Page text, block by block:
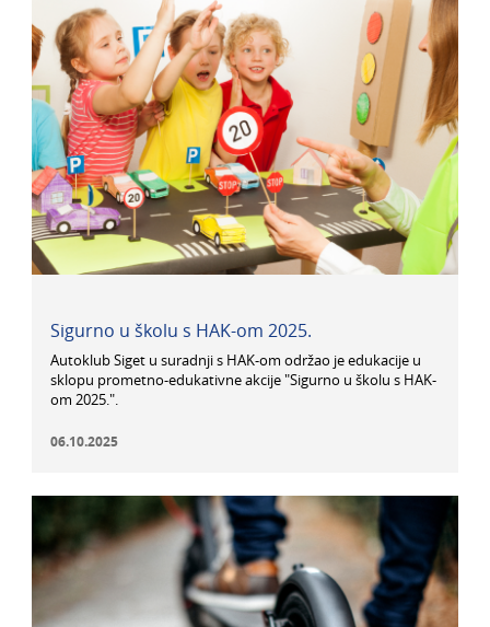
Sigurno u školu s HAK-om 2025.
Autoklub Siget u suradnji s HAK-om održao je edukacije u
sklopu prometno-edukativne akcije "Sigurno u školu s HAK-
om 2025.".
06.10.2025